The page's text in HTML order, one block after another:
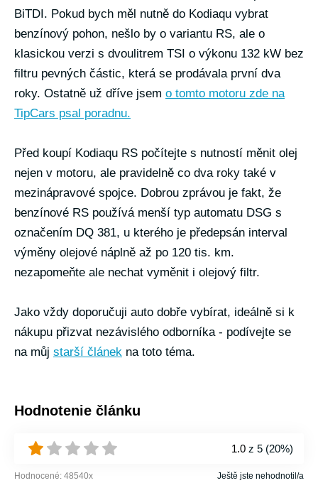
BiTDI. Pokud bych měl nutně do Kodiaqu vybrat
benzínový pohon, nešlo by o variantu RS, ale o
klasickou verzi s dvoulitrem TSI o výkonu 132 kW bez
filtru pevných částic, která se prodávala první dva
roky. Ostatně už dříve jsem o tomto motoru zde na
TipCars psal poradnu.
Před koupí Kodiaqu RS počítejte s nutností měnit olej
nejen v motoru, ale pravidelně co dva roky také v
mezinápravové spojce. Dobrou zprávou je fakt, že
benzínové RS používá menší typ automatu DSG s
označením DQ 381, u kterého je předepsán interval
výměny olejové náplně až po 120 tis. km.
nezapomeňte ale nechat vyměnit i olejový filtr.
Jako vždy doporučuji auto dobře vybírat, ideálně si k
nákupu přizvat nezávislého odborníka - podívejte se
na můj starší článek na toto téma.
Hodnotenie článku
1.0 z 5 (20%)
Hodnocené: 48540x Ještě jste nehodnotil/a